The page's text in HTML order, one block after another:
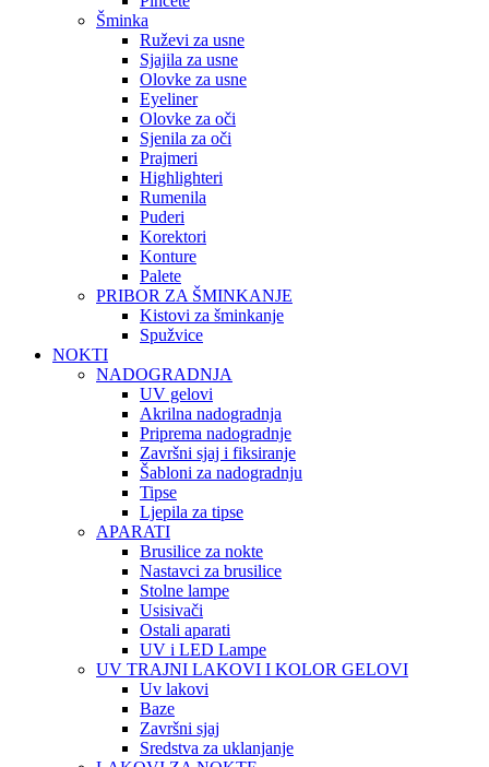
Šminka
Ruževi za usne
Sjajila za usne
Olovke za usne
Eyeliner
Olovke za oči
Sjenila za oči
Prajmeri
Highlighteri
Rumenila
Puderi
Korektori
Konture
Palete
PRIBOR ZA ŠMINKANJE
Kistovi za šminkanje
Spužvice
NOKTI
NADOGRADNJA
UV gelovi
Akrilna nadogradnja
Priprema nadogradnje
Završni sjaj i fiksiranje
Šabloni za nadogradnju
Tipse
Ljepila za tipse
APARATI
Brusilice za nokte
Nastavci za brusilice
Stolne lampe
Usisivači
Ostali aparati
UV i LED Lampe
UV TRAJNI LAKOVI I KOLOR GELOVI
Uv lakovi
Baze
Završni sjaj
Sredstva za uklanjanje